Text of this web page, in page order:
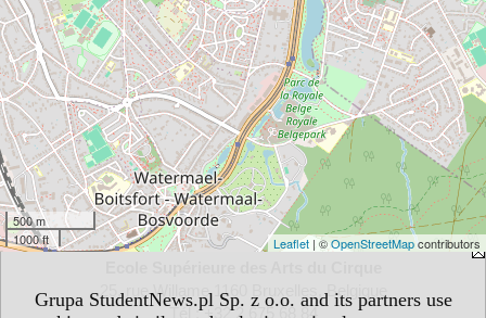
Grupa StudentNews.pl Sp. z o.o. and its partners use
500 m
1000 ft
Leaflet | ©OpenStreetMapcontributors
25, rue Willame 1160 Bruxelles, Belgique
Tél : +32 2 675 68 84